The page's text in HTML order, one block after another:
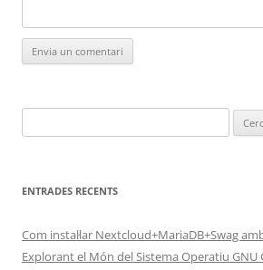
ENTRADES RECENTS
Com instal·lar Nextcloud+MariaDB+Swag
Explorant el Món del Sistema Operatiu GNU